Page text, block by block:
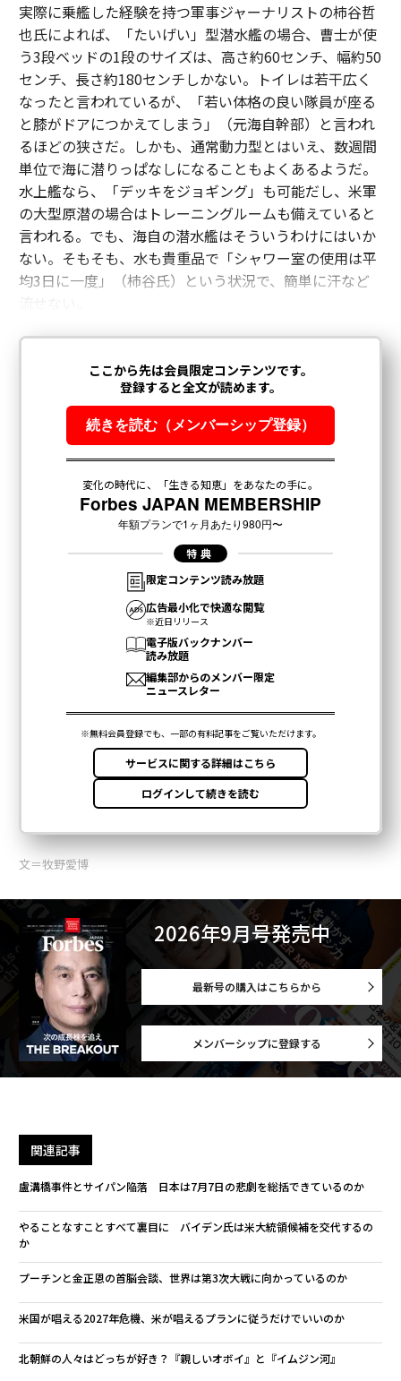
実際に乗艦した経験を持つ軍事ジャーナリストの柿谷哲
也氏によれば、「たいげい」型潜水艦の場合、曹士が使
う3段ベッドの1段のサイズは、高さ約60センチ、幅約50
センチ、長さ約180センチしかない。トイレは若干広く
なったと言われているが、「若い体格の良い隊員が座る
と膝がドアにつかえてしまう」（元海自幹部）と言われ
るほどの狭さだ。しかも、通常動力型とはいえ、数週間
単位で海に潜りっぱなしになることもよくあるようだ。
水上艦なら、「デッキをジョギング」も可能だし、米軍
の大型原潜の場合はトレーニングルームも備えていると
言われる。でも、海自の潜水艦はそういうわけにはいか
ない。そもそも、水も貴重品で「シャワー室の使用は平
均3日に一度」（柿谷氏）という状況で、簡単に汗など
文＝牧野愛博
2026年9月号発売中
最新号の購入はこちらから
メンバーシップに登録する
関連記事
盧溝橋事件とサイパン陥落 日本は7月7日の悲劇を総括できているのか
やることなすことすべて裏目に バイデン氏は米大統領候補を交代するの
か
プーチンと金正恩の首脳会談、世界は第3次大戦に向かっているのか
米国が唱える2027年危機、米が唱えるプランに従うだけでいいのか
北朝鮮の人々はどっちが好き？『親しいオボイ』と『イムジン河』